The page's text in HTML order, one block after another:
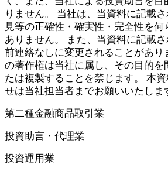
りません。 当社は、当資料に記載
見等の正確性・確実性・完全性を
ありません。 また、当資料に記載
前連絡なしに変更されることがあり
の著作権は当社に属し、その目的を
たは複製することを禁じます。 本
せは当社担当者までお願いいたしま
第二種金融商品取引業
投資助言・代理業
投資運用業